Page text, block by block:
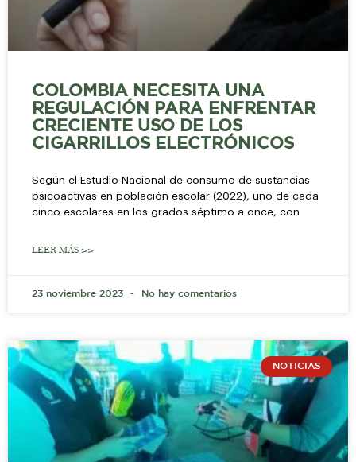
COLOMBIA NECESITA UNA
REGULACIÓN PARA ENFRENTAR
CRECIENTE USO DE LOS
CIGARRILLOS ELECTRÓNICOS
Según el Estudio Nacional de consumo de sustancias
psicoactivas en población escolar (2022), uno de cada
cinco escolares en los grados séptimo a once, con
LEER MÁS >>
23 noviembre 2023 No hay comentarios
NOTICIAS